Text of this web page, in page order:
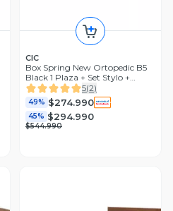
CIC
Box Spring New Ortopedic B5
Black 1 Plaza + Set Stylo +
Almohada
5(2)
49% $274.990
45% $294.990
$544.990